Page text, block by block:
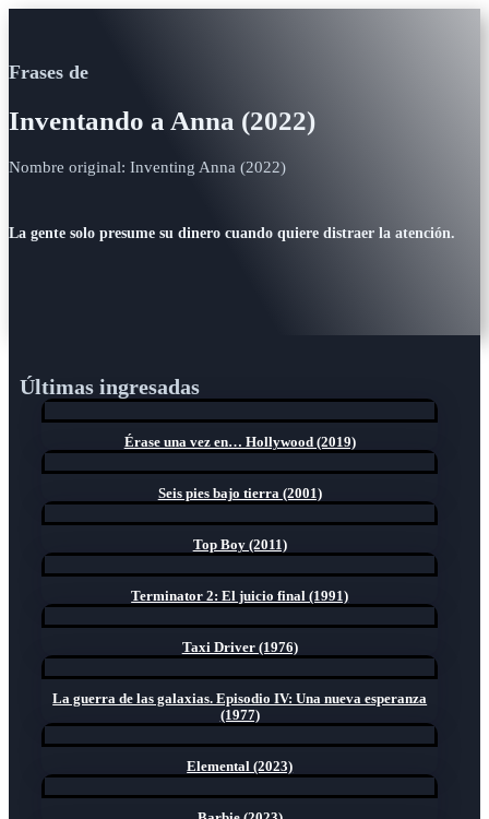
Frases de
Inventando a Anna (2022)
Nombre original: Inventing Anna (2022)
La gente solo presume su dinero cuando quiere distraer la atención.
Últimas ingresadas
Érase una vez en… Hollywood (2019)
Seis pies bajo tierra (2001)
Top Boy (2011)
Terminator 2: El juicio final (1991)
Taxi Driver (1976)
La guerra de las galaxias. Episodio IV: Una nueva esperanza
(1977)
Elemental (2023)